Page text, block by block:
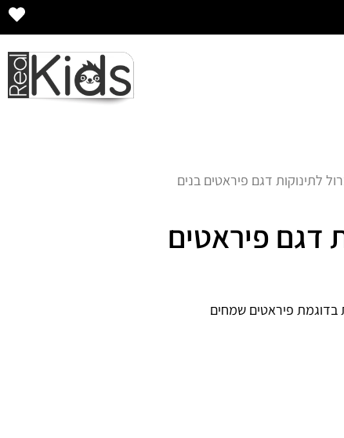
לתינוקות דגם פיראטים בנים
דגם פיראטים
בדוגמת פיראטים שמחים